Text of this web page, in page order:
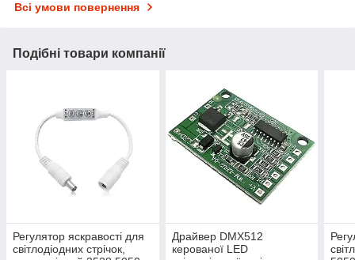
Всі умови повернення
Подібні товари компанії
Регулятор яскравості для
світлодіодних стрічок,
Драйвер DMX512
керованої LED